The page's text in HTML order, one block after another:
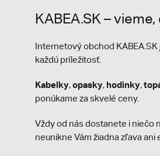
KABEA.SK –
Internetový obchod
každú príležitosť.
Kabelky,opasky, hodinky,
ponúkame za skvelé ceny.
Vždy od nás dostanete i niečo
neunikne Vám žiadna zľava ani